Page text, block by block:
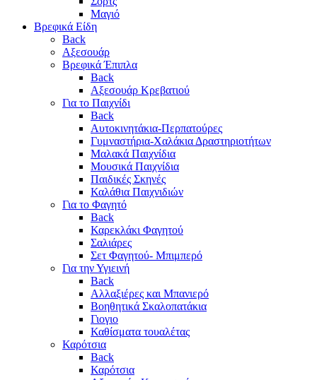
Μαγιό
Βρεφικά Είδη
Back
Αξεσουάρ
Βρεφικά Έπιπλα
Back
Αξεσουάρ Κρεβατιού
Για το Παιχνίδι
Back
Αυτοκινητάκια-Περπατούρες
Γυμναστήρια-Χαλάκια Δραστηριοτήτων
Μαλακά Παιχνίδια
Μουσικά Παιχνίδια
Παιδικές Σκηνές
Καλάθια Παιχνιδιών
Για το Φαγητό
Back
Καρεκλάκι Φαγητού
Σαλιάρες
Σετ Φαγητού- Μπιμπερό
Για την Υγιεινή
Back
Αλλαξιέρες και Μπανιερό
Βοηθητικά Σκαλοπατάκια
Γιογιο
Καθίσματα τουαλέτας
Καρότσια
Back
Καρότσια